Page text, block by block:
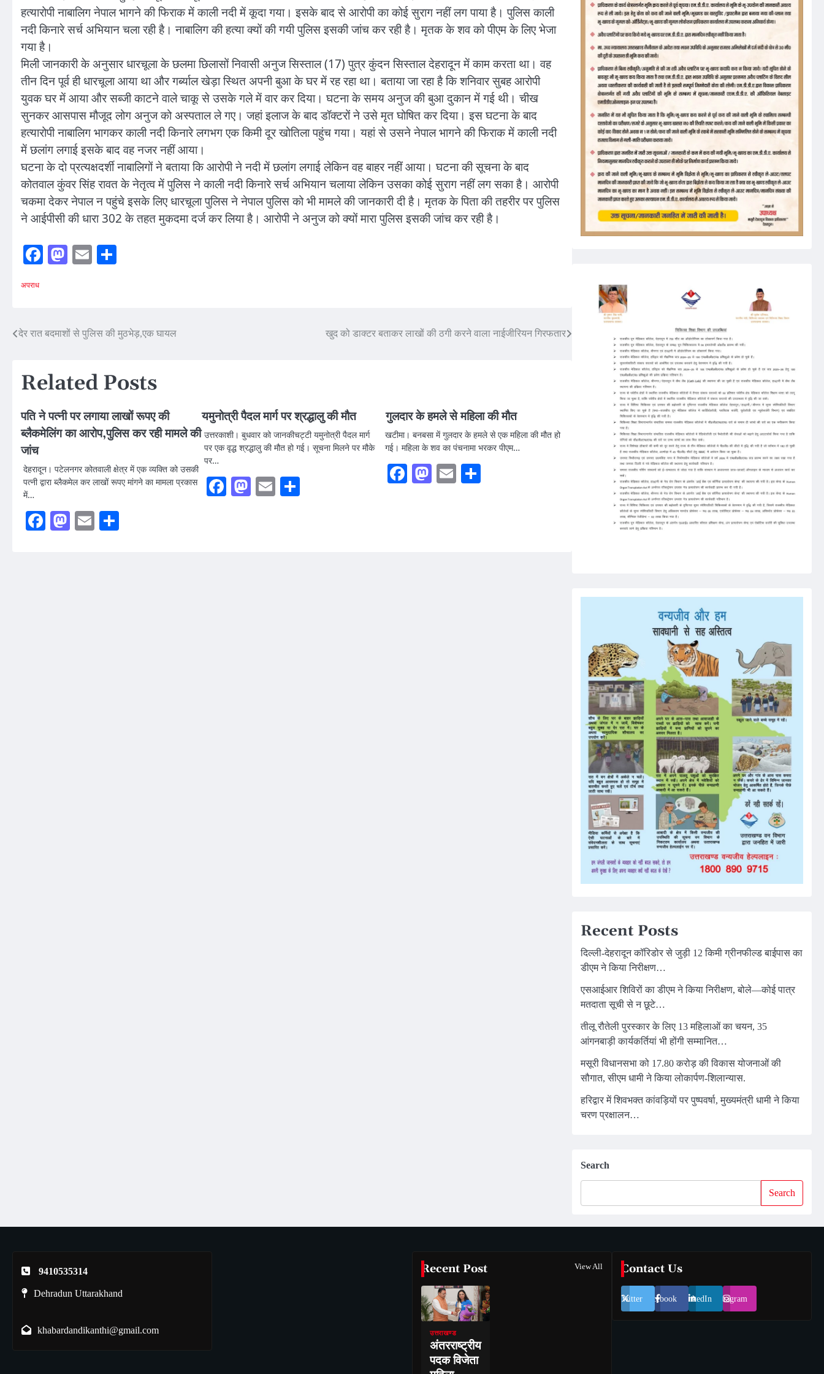
हत्यारोपी नाबालिग नेपाल भागने की फिराक में काली नदी में कूदा गया। इसके बाद से आरोपी का कोई सुराग नहीं लग पाया है। पुलिस काली
नदी किनारे सर्च अभियान चला रही है। नाबालिग की हत्या क्यों की गयी पुलिस इसकी जांच कर रही है। मृतक के शव को पीएम के लिए भेजा
गया है।
मिली जानकारी के अनुसार धारचूला के छलमा छिलासों निवासी अनुज सिस्ताल (17) पुत्र कुंदन सिस्ताल देहरादून में काम करता था। वह
तीन दिन पूर्व ही धारचूला आया था और गर्ब्याल खेड़ा स्थित अपनी बुआ के घर में रह रहा था। बताया जा रहा है कि शनिवार सुबह आरोपी
युवक घर में आया और सब्जी काटने वाले चाकू से उसके गले में वार कर दिया। घटना के समय अनुज की बुआ दुकान में गई थी। चीख
सुनकर आसपास मौजूद लोग अनुज को अस्पताल ले गए। जहां इलाज के बाद डॉक्टरों ने उसे मृत घोषित कर दिया। इस घटना के बाद
हत्यारोपी नाबालिग भागकर काली नदी किनारे लगभग एक किमी दूर खोतिला पहुंच गया। यहां से उसने नेपाल भागने की फिराक में काली नदी
में छलांग लगाई इसके बाद वह नजर नहीं आया।
घटना के दो प्रत्यक्षदर्शी नाबालिगों ने बताया कि आरोपी ने नदी में छलांग लगाई लेकिन वह बाहर नहीं आया। घटना की सूचना के बाद
कोतवाल कुंवर सिंह रावत के नेतृत्व में पुलिस ने काली नदी किनारे सर्च अभियान चलाया लेकिन उसका कोई सुराग नहीं लग सका है। आरोपी
चकमा देकर नेपाल न पहुंचे इसके लिए धारचूला पुलिस ने नेपाल पुलिस को भी मामले की जानकारी दी है। मृतक के पिता की तहरीर पर पुलिस
ने आईपीसी की धारा 302 के तहत मुकदमा दर्ज कर लिया है। आरोपी ने अनुज को क्यों मारा पुलिस इसकी जांच कर रही है।
Facebook
Mastodon
Email
अपराध
Post
देर रात बदमाशों से पुलिस की मुठभेड़,एक घायल खुद को डाक्टर बताकर लाखों की ठगी करने वाला नाईजीरियन गिरफतार
Related Posts
पति ने पत्नी पर लगाया लाखों रूपए की
ब्लैकमेलिंग का आरोप,पुलिस कर रही मामले की
जांच
देहरादून। पटेलनगर कोतवाली क्षेत्र में एक व्यक्ति को उसकी
पत्नी द्वारा ब्लैकमेल कर लाखों रूपए मांगने का मामला प्रकास
में…
Facebook
Mastodon
Email
यमुनोत्री पैदल मार्ग पर श्रद्धालु की मौत
उत्तरकाशी। बुधवार को जानकीचट्टी यमुनोत्री पैदल मार्ग
पर एक वृद्ध श्रद्धालु की मौत हो गई। सूचना मिलने पर मौके
पर…
Facebook
Mastodon
Email
गुलदार के हमले से महिला की मौत
खटीमा। बनबसा में गुलदार के हमले से एक महिला की मौत हो
गई। महिला के शव का पंचनामा भरकर पीएम…
Facebook
Mastodon
Email
Recent Posts
दिल्ली-देहरादून कॉरिडोर से जुड़ी 12 किमी ग्रीनफील्ड बाईपास का
डीएम ने किया निरीक्षण…
एसआईआर शिविरों का डीएम ने किया निरीक्षण, बोले—कोई पात्र
मतदाता सूची से न छूटे…
तीलू रौतेली पुरस्कार के लिए 13 महिलाओं का चयन, 35
आंगनबाड़ी कार्यकर्तियां भी होंगी सम्मानित…
मसूरी विधानसभा को 17.80 करोड़ की विकास योजनाओं की
सौगात, सीएम धामी ने किया लोकार्पण-शिलान्यास.
हरिद्वार में शिवभक्त कांवड़ियों पर पुष्पवर्षा, मुख्यमंत्री धामी ने किया
चरण प्रक्षालन…
Search
Search
9410535314
Dehradun Uttarakhand
khabardandikanthi@gmail.com
Recent Post View All
उत्तराखण्ड
अंतरराष्ट्रीय
पदक विजेता
Contact Us
Twitter Facebook LinkedIn Instagram